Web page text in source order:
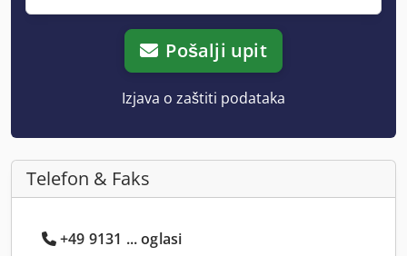
Pošalji upit
Izjava o zaštiti podataka
Telefon & Faks
+49 9131 ... oglasi